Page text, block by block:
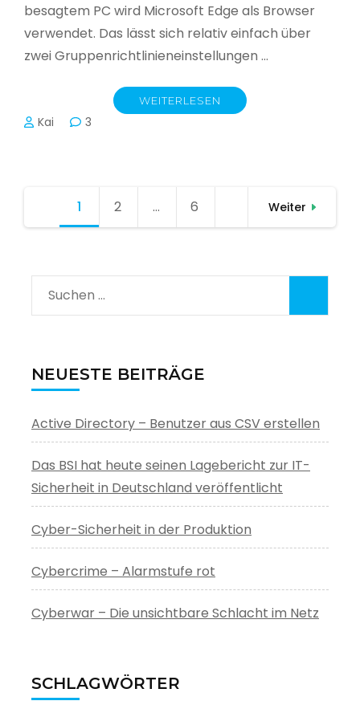
besagtem PC wird Microsoft Edge als Browser
verwendet. Das lässt sich relativ einfach über
zwei Gruppenrichtlinieneinstellungen …
WEITERLESEN
Kai 3
Seitennummerierung
1 Seite
2 … Seite
6 Weiter
Suchen
nach:
NEUESTE BEITRÄGE
Active Directory – Benutzer aus CSV erstellen
Das BSI hat heute seinen Lagebericht zur IT-
Sicherheit in Deutschland veröffentlicht
Cyber-Sicherheit in der Produktion
Cybercrime – Alarmstufe rot
Cyberwar – Die unsichtbare Schlacht im Netz
SCHLAGWÖRTER